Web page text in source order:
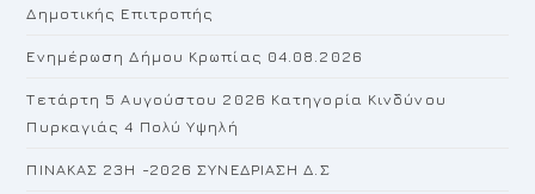
Δημοτικής Επιτροπής
Ενημέρωση Δήμου Κρωπίας 04.08.2026
Τετάρτη 5 Αυγούστου 2026 Κατηγορία Κινδύνου
Πυρκαγιάς 4 Πολύ Υψηλή
ΠΙΝΑΚΑΣ 23H -2026 ΣΥΝΕΔΡΙΑΣΗ Δ.Σ